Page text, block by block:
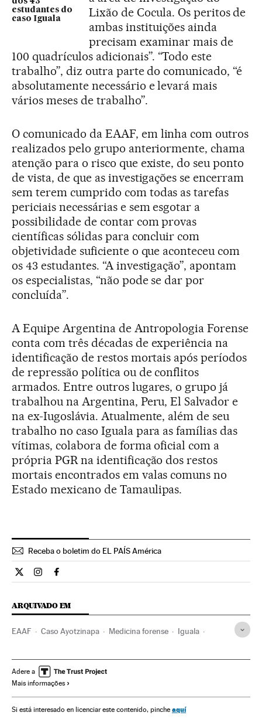
estudantes do
caso Iguala
Lixão de Cocula. Os peritos de
ambas instituições ainda
precisam examinar mais de
100 quadrículos adicionais”. “Todo este
trabalho”, diz outra parte do comunicado, “é
absolutamente necessário e levará mais
vários meses de trabalho”.
O comunicado da EAAF, em linha com outros
realizados pelo grupo anteriormente, chama
atenção para o risco que existe, do seu ponto
de vista, de que as investigações se encerram
sem terem cumprido com todas as tarefas
periciais necessárias e sem esgotar a
possibilidade de contar com provas
científicas sólidas para concluir com
objetividade suficiente o que aconteceu com
os 43 estudantes. “A investigação”, apontam
os especialistas, “não pode se dar por
concluída”.
A Equipe Argentina de Antropologia Forense
conta com três décadas de experiência na
identificação de restos mortais após períodos
de repressão política ou de conflitos
armados. Entre outros lugares, o grupo já
trabalhou na Argentina, Peru, El Salvador e
na ex-Iugoslávia. Atualmente, além de seu
trabalho no caso Iguala para as famílias das
vítimas, colabora de forma oficial com a
própria PGR na identificação dos restos
mortais encontrados em valas comuns no
Estado mexicano de Tamaulipas.
Receba o boletim do EL PAÍS América
Internacional El País Brasil en Twitter
Internacional El País Brasil en Instagram
Internacional El País Brasil en Facebook
ARQUIVADO EM
EAAF Caso Ayotzinapa Medicina forense Iguala
Ônus policiais Pessoas desaparecidas
Movimento estudantil
Procuradoria Ação militar Casos por resolver
Adere a
Mais informações
Si está interesado en licenciar este contenido, pinche aquí